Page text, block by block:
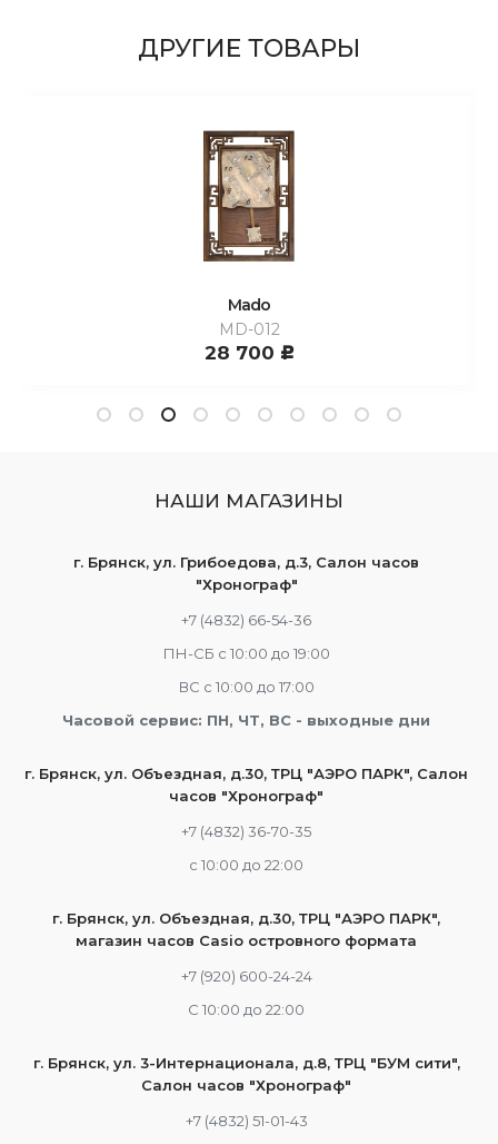
ДРУГИЕ ТОВАРЫ
Mado
MD-012
28 700 c
НАШИ МАГАЗИНЫ
г. Брянск, ул. Грибоедова, д.3, Салон часов
"Хронограф"
+7 (4832) 66-54-36
ПН-СБ с 10:00 до 19:00
ВС с 10:00 до 17:00
Часовой сервис: ПН, ЧТ, ВС - выходные дни
г. Брянск, ул. Объездная, д.30, ТРЦ "АЭРО ПАРК", Салон
часов "Хронограф"
+7 (4832) 36-70-35
c 10:00 до 22:00
г. Брянск, ул. Объездная, д.30, ТРЦ "АЭРО ПАРК",
магазин часов Casio островного формата
+7 (920) 600-24-24
С 10:00 до 22:00
г. Брянск, ул. 3-Интернационала, д.8, ТРЦ "БУМ сити",
Салон часов "Хронограф"
+7 (4832) 51-01-43